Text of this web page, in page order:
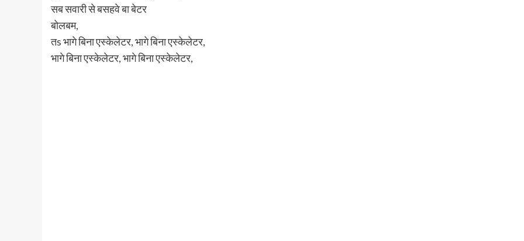
सब सवारी से बसहवे बा बेटर
बोलबम,
तs भागे बिना एस्केलेटर, भागे बिना एस्केलेटर,
भागे बिना एस्केलेटर, भागे बिना एस्केलेटर,